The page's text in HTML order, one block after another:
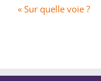
« Sur quelle voie ?